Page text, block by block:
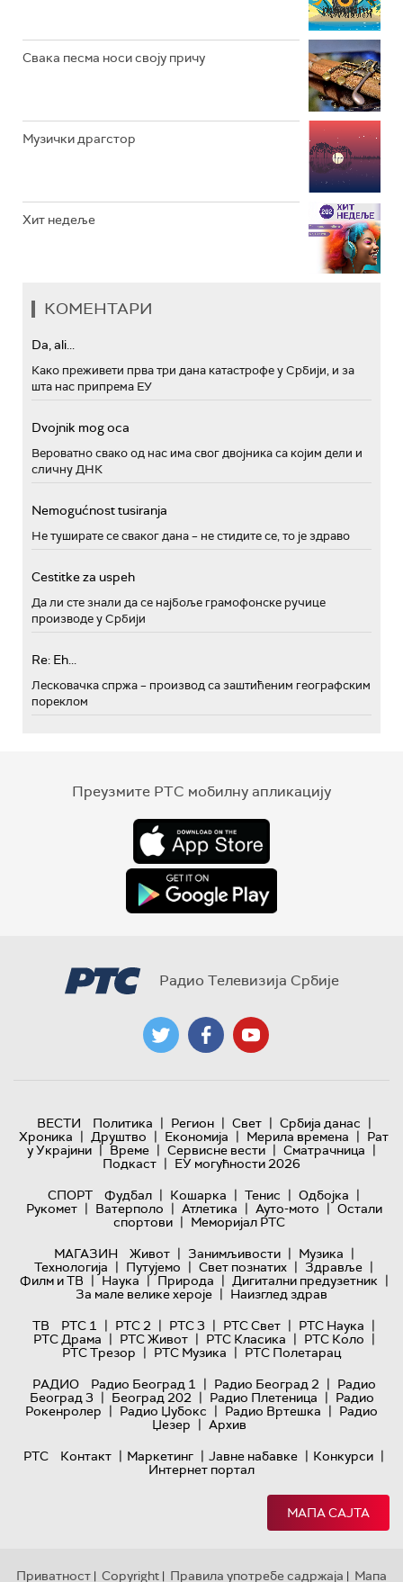
Свака песма носи своју причу
Музички драгстор
Хит недеље
КОМЕНТАРИ
Da, ali...
Како преживети прва три дана катастрофе у Србији, и за
шта нас припрема ЕУ
Dvojnik mog oca
Вероватно свако од нас има свог двојника са којим дели и
сличну ДНК
Nemogućnost tusiranja
Не туширате се сваког дана – не стидите се, то је здраво
Cestitke za uspeh
Да ли сте знали да се најбоље грамофонске ручице
производе у Србији
Re: Eh...
Лесковачка спржа – производ са заштићеним географским
пореклом
Преузмите РТС мобилну апликацију
Радио Телевизија Србије
ВЕСТИ Политика | Регион | Свет | Србија данас |
Хроника | Друштво | Економија | Мерила времена | Рат
у Украјини | Време | Сервисне вести | Сматрачница |
Подкаст | ЕУ могућности 2026
СПОРТ
Фудбал | Кошарка | Тенис | Одбојка |
Рукомет | Ватерполо | Атлетика | Ауто-мото | Остали
спортови | Меморијал РТС
МАГАЗИН
Живот | Занимљивости | Музика |
Технологијa | Путујемо | Свет познатих | Здравље |
Филм и ТВ | Наука | Природа | Дигитални предузетник |
За мале велике хероје | Наизглед здрав
ТВ
РТС 1 | РТС 2 | РТС 3 | РТС Свет | РТС Наука |
РТС Драма | РТС Живот | РТС Класика | РТС Коло |
РТС Трезор | РТС Музика | РТС Полетарац
РАДИО
Радио Београд 1 | Радио Београд 2 | Радио
Београд 3 | Београд 202 | Радио Плетеница | Радио
Рокенролер | Радио Џубокс | Радио Вртешка | Радио
Џезер | Архив
РТС
Контакт | Маркетинг | Јавне набавке | Конкурси |
Интернет портал
МАПА САЈТА
Приватност | Copyright | Правила употребе садржаја | Мапа